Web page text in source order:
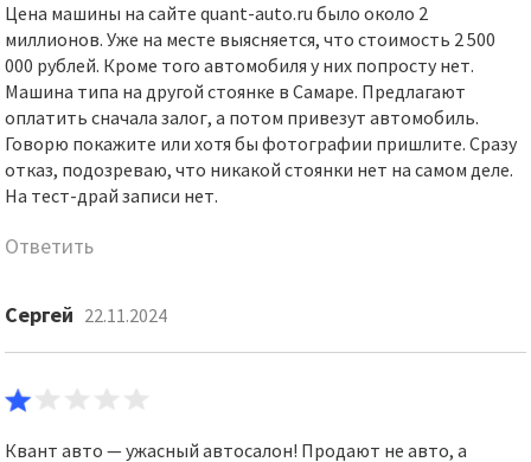
Цена машины на сайте quant-auto.ru было около 2
миллионов. Уже на месте выясняется, что стоимость 2 500
000 рублей. Кроме того автомобиля у них попросту нет.
Машина типа на другой стоянке в Самаре. Предлагают
оплатить сначала залог, а потом привезут автомобиль.
Говорю покажите или хотя бы фотографии пришлите. Сразу
отказ, подозреваю, что никакой стоянки нет на самом деле.
На тест-драй записи нет.
Ответить
Сергей 22.11.2024
Квант авто — ужасный автосалон! Продают не авто, а